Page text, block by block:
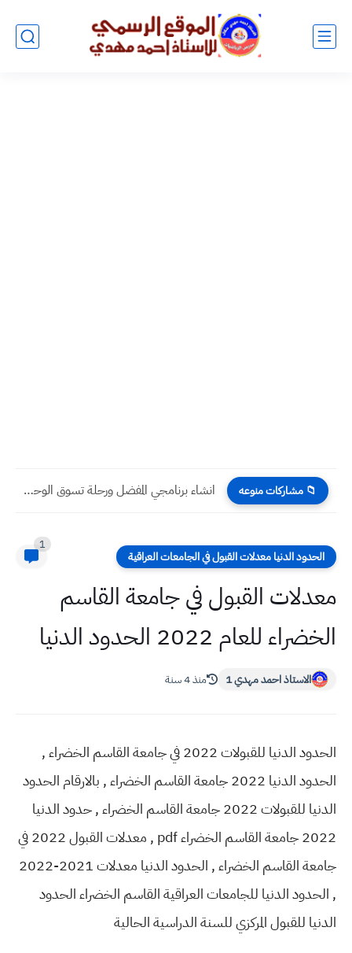
📁 مشاركات منوعه انشاء برنامجي المفضل ورحلة تسوق الوحدة السابعة اللغة الانكليزية صف...
الحدود الدنيا معدلات القبول في الجامعات العراقية
1
معدلات القبول في جامعة القاسم
الخضراء للعام 2022 الحدود الدنيا
الاستاذ احمد مهدي 1 منذ 4 سنة
الحدود الدنيا للقبولات 2022 في جامعة القاسم الخضراء ,
الحدود الدنيا 2022 جامعة القاسم الخضراء , بالارقام الحدود
الدنيا للقبولات 2022 جامعة القاسم الخضراء , حدود الدنيا
2022 جامعة القاسم الخضراء pdf , معدلات القبول 2022 في
جامعة القاسم الخضراء , الحدود الدنيا معدلات 2021-2022
, الحدود الدنيا للجامعات العراقية القاسم الخضراء الحدود
الدنيا للقبول المركزي للسنة الدراسية الحالية